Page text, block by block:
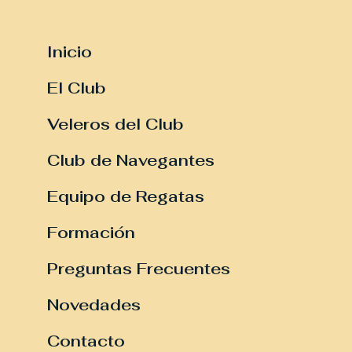
Inicio
El Club
Veleros del Club
Club de Navegantes
Equipo de Regatas
Formación
Preguntas Frecuentes
Novedades
Contacto